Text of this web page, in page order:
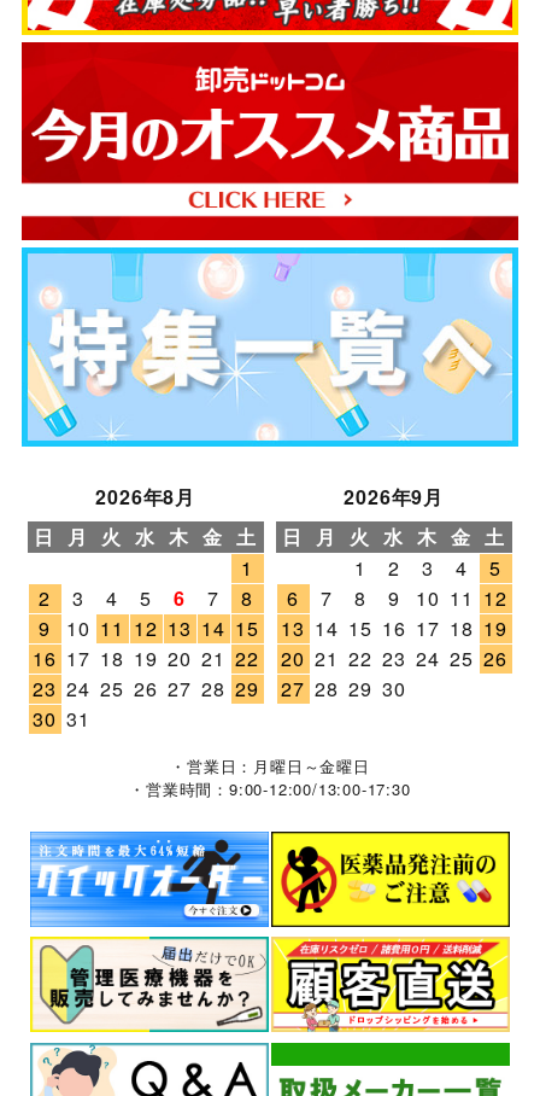
2026年8月
日
月 火 水 木 金 土
1
2
3 4 5 6 7
8
9
10 11 12 13 14 15
16 17 18 19 20 21 22
23 24 25 26 27 28 29
30 31
2026年9月
日
月 火 水 木 金 土
1
2 3 4
5
6
7 8 9 10 11 12
13 14 15 16 17 18 19
20 21 22 23 24 25 26
27 28 29 30
・営業日：月曜日～金曜日
・営業時間：9:00-12:00/13:00-17:30